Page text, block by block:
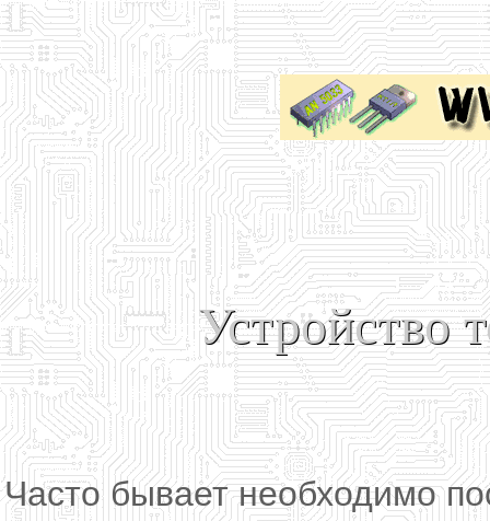
Устройство
Часто бывает необходимо